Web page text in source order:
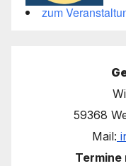
zum
59368
Mail:
Termine